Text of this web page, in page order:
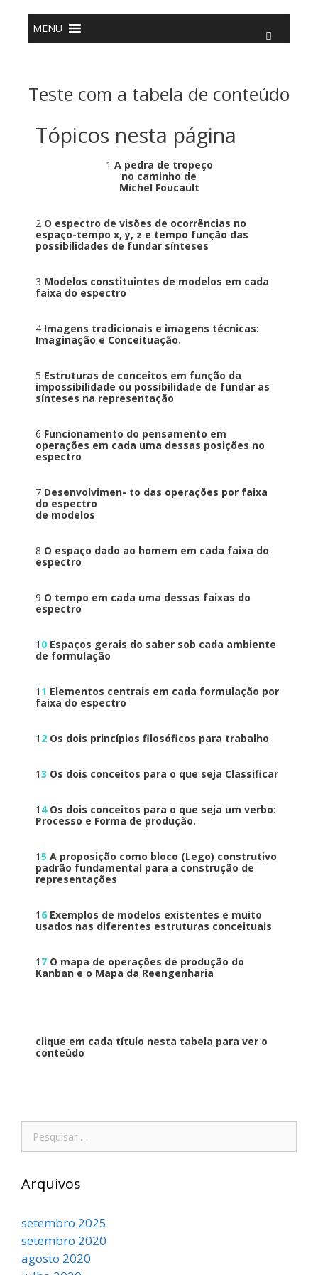
conteúdo
MENU
Teste com a tabela de conteúdo
Tópicos nesta página
1 A pedra de tropeço
no caminho de
Michel Foucault
2 O espectro de visões de ocorrências no
espaço-tempo x, y, z e tempo função das
possibilidades de fundar sínteses
3 Modelos constituintes de modelos em cada
faixa do espectro
4 Imagens tradicionais e imagens técnicas:
Imaginação e Conceituação.
5 Estruturas de conceitos em função da
impossibilidade ou possibilidade de fundar as
sínteses na representação
6 Funcionamento do pensamento em
operações em cada uma dessas posições no
espectro
7 Desenvolvimen- to das operações por faixa
do espectro
de modelos
8 O espaço dado ao homem em cada faixa do
espectro
9 O tempo em cada uma dessas faixas do
espectro
1 0 Espaços gerais do saber sob cada ambiente
de formulação
1 1 Elementos centrais em cada formulação por
faixa do espectro
1 2 Os dois princípios filosóficos para trabalho
13 Os dois conceitos para o que seja Classificar
1 4 Os dois conceitos para o que seja um verbo:
Processo e Forma de produção.
15 A proposição como bloco (Lego) construtivo
padrão fundamental para a construção de
representações
1 6 Exemplos de modelos existentes e muito
usados nas diferentes estruturas conceituais
1 7 O mapa de operações de produção do
Kanban e o Mapa da Reengenharia
clique em cada título nesta tabela para ver o
conteúdo
Arquivos
setembro 2025
setembro 2020
agosto 2020